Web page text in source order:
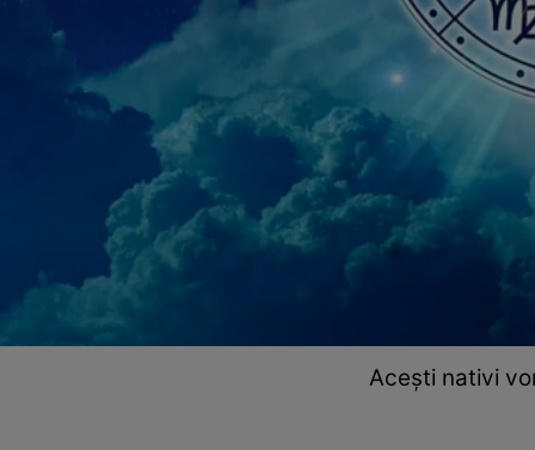
Acești nativi